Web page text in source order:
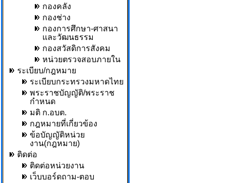
กองคลัง
กองช่าง
กองการศึกษา-ศาสนา
และวัฒนธรรม
กองสวัสดิการสังคม
หน่วยตรวจสอบภายใน
ระเบียบ/กฎหมาย
ระเบียบกระทรวงมหาดไทย
พระราชบัญญัติ/พระราช
กำหนด
มติ ก.อบต.
กฎหมายที่เกี่ยวข้อง
ข้อบัญญัติหน่วย
งาน(กฎหมาย)
ติดต่อ
ติดต่อหน่วยงาน
เว็บบอร์ดถาม-ตอบ